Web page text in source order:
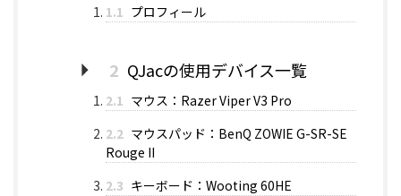
1.1 プロフィール
2 QJacの使用デバイス一覧
2.1 マウス：Razer Viper V3 Pro
2.2 マウスパッド：BenQ ZOWIE G-SR-SE
Rouge II
2.3 キーボード：Wooting 60HE